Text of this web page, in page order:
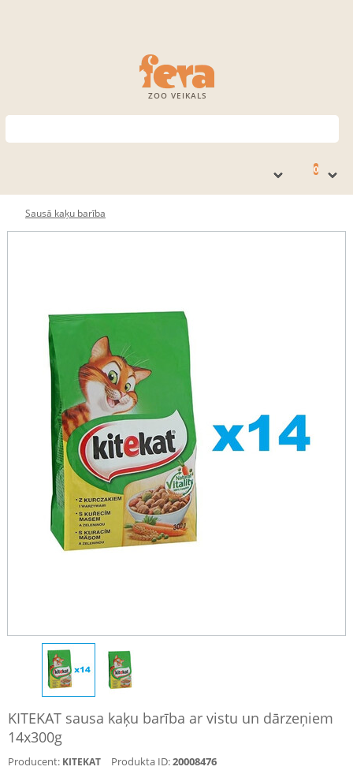
ZOO VEIKALS
0
Sausā kaķu barība
KITEKAT sausa kaķu barība ar vistu un dārzeņiem
14x300g
Producent: KITEKAT Produkta ID:20008476